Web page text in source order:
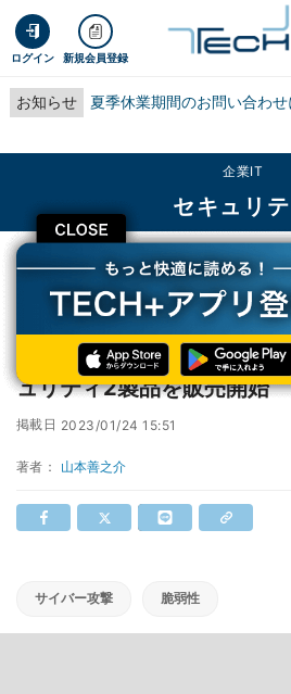
ログイン 新規会員登録
お知らせ 夏季休業期間のお問い合わ
CLOSE
企業IT
セキュリテ
TECH+ 企業IT
セキュリティ
東陽テクニカ、イスラエル製サイバー・セキュ
東陽テクニカ、イスラエル
ュリティ2製品を販売開始
掲載日 2023/01/24 15:51
著者： 山本善之介
サイバー攻撃 脆弱性